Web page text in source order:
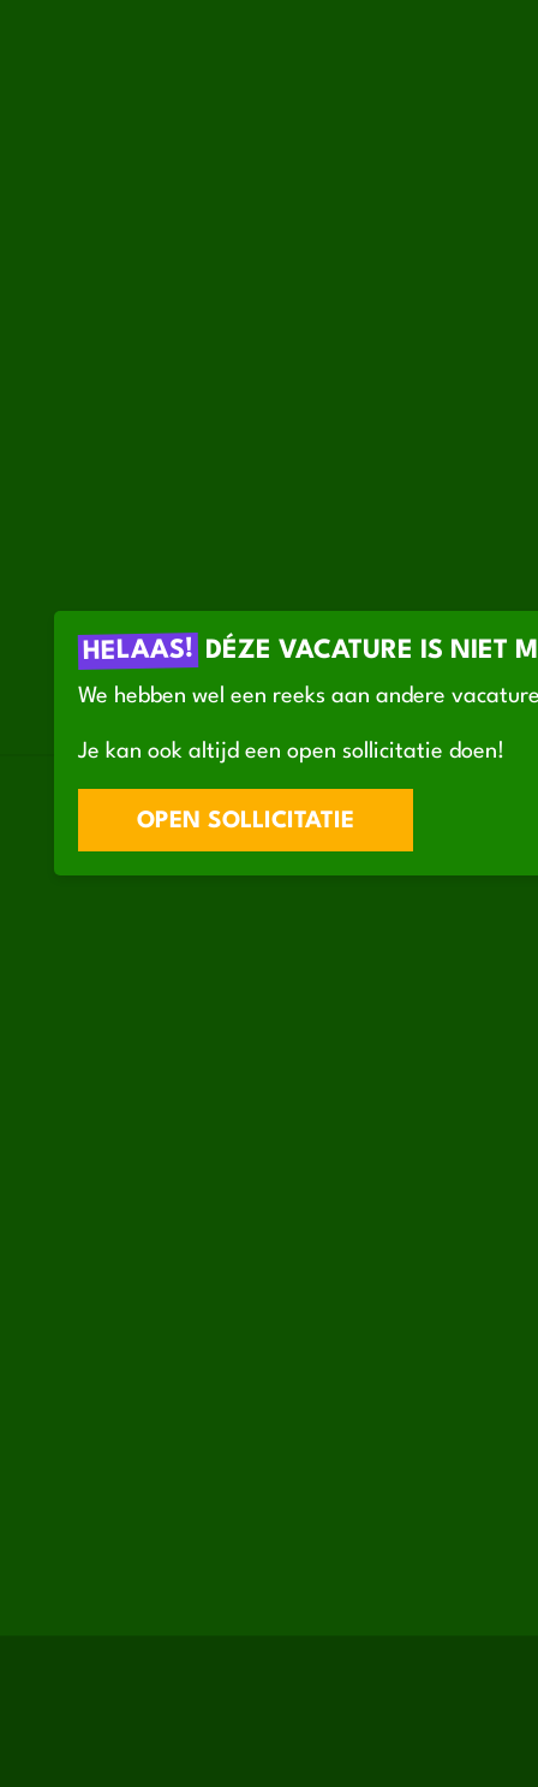
HELAAS! DÉZE VACATURE IS NIET
We hebben wel een reeks aan andere
Je kan ook altijd een open sollicitatie doen!
OPEN SOLLICITATIE